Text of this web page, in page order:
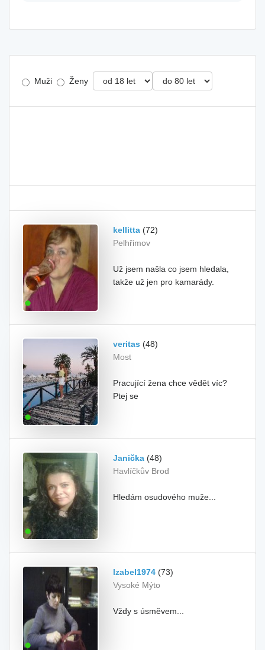
Muži Ženy
kellitta (72)
Pelhřimov
Už jsem našla co jsem hledala,
takže už jen pro kamarády.
veritas (48)
Most
Pracující žena chce vědět víc?
Ptej se
Janička (48)
Havlíčkův Brod
Hledám osudového muže...
Izabel1974 (73)
Vysoké Mýto
Vždy s úsměvem...